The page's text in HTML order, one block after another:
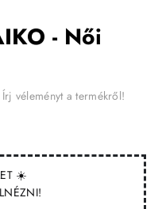
- Női
☀️
Írj véleményt a termékről!